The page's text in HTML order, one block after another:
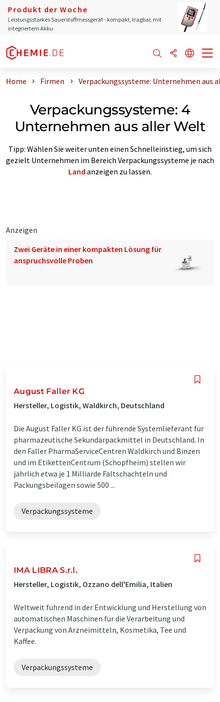
Produkt der Woche
Leistungsstarkes Sauerstoffmessgerät - kompakt, tragbar, mit
integriertem Akku
Home Firmen Verpackungssysteme: Unternehmen aus
Verpackungssysteme: 4
Unternehmen aus aller Welt
Tipp: Wählen Sie weiter unten einen Schnelleinstieg, um sich
gezielt Unternehmen im Bereich Verpackungssysteme je nach
Land anzeigen zu lassen.
Anzeigen
Zwei Geräte in einer kompakten Lösung für
anspruchsvolle Proben
August Faller KG
Hersteller, Logistik, Waldkirch, Deutschland
Die August Faller KG ist der führende Systemlieferant für
pharmazeutische Sekundärpackmittel in Deutschland. In
den Faller PharmaServiceCentren Waldkirch und Binzen
und im EtikettenCentrum (Schopfheim) stellen wir
jährlich etwa je 1 Milliarde Faltschachteln und
Packungsbeilagen sowie 500 ...
Verpackungssysteme
IMA LIBRA S.r.l.
Hersteller, Logistik, Ozzano dell'Emilia, Italien
Weltweit führend in der Entwicklung und Herstellung von
automatischen Maschinen für die Verarbeitung und
Verpackung von Arzneimitteln, Kosmetika, Tee und
Kaffee.
Verpackungssysteme